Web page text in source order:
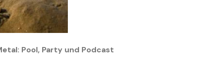
Pool, Party und Podcast